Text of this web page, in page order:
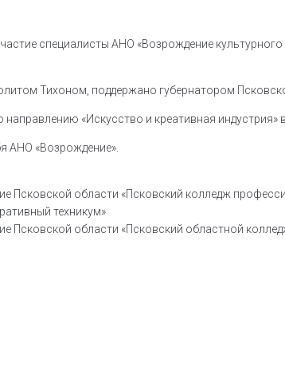
специалисты АНО «Возрождение
Тихоном, поддержано губернатором
«Искусство и креативная
АНО «Возрождение».
Псковской области «Псковский колледж
техникум»
Псковской области «Псковский областной